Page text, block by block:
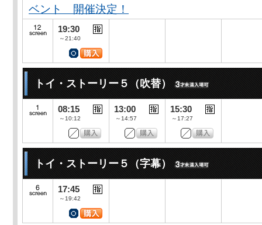
ベント 開催決定！
19:30
～21:40
トイ・ストーリー５（吹替）
08:15
～10:12
13:00
～14:57
15:30
～17:27
トイ・ストーリー５（字幕）
17:45
～19:42